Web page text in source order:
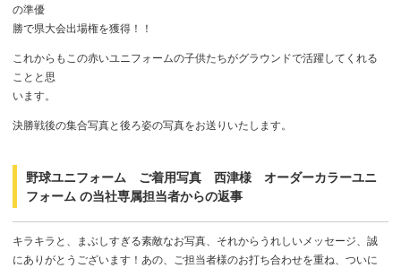
の準優
勝で県大会出場権を獲得！！
これからもこの赤いユニフォームの子供たちがグラウンドで活躍してくれる
ことと思
います。
決勝戦後の集合写真と後ろ姿の写真をお送りいたします。
野球ユニフォーム ご着用写真 西津様 オーダーカラーユニ
フォーム の当社専属担当者からの返事
キラキラと、まぶしすぎる素敵なお写真、それからうれしいメッセージ、誠
にありがとうございます！あの、ご担当者様のお打ち合わせを重ね、ついに